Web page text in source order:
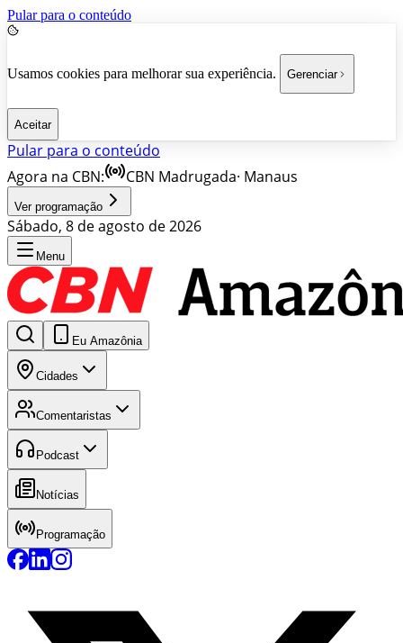
Pular para o conteúdo
Usamos cookies para melhorar sua experiência. Gerenciar
Aceitar
Pular para o conteúdo
Agora na CBN:
CBN Madrugada· Manaus
Ver programação
Sábado, 8 de agosto de 2026
Menu
Eu Amazônia
Cidades
Comentaristas
Podcast
Notícias
Programação